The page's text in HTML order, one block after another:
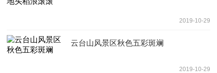
2019-10-29
云台山风景区秋色五彩斑斓
2019-10-29